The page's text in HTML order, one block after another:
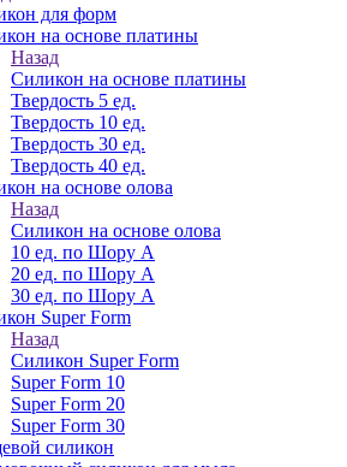
для форм
на основе платины
Назад
Силикон на основе платины
Твердость 5 ед.
Твердость 10 ед.
Твердость 30 ед.
Твердость 40 ед.
на основе олова
Назад
Силикон на основе олова
10 ед. по Шору А
20 ед. по Шору А
30 ед. по Шору А
Super Form
Назад
Силикон Super Form
Super Form 10
Super Form 20
Super Form 30
силикон